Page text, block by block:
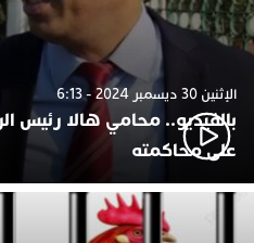
الإثنين 30 ديسمبر 2024 - 6:13
بالفيديو.. محامي هالا رئيس
على محاكمته